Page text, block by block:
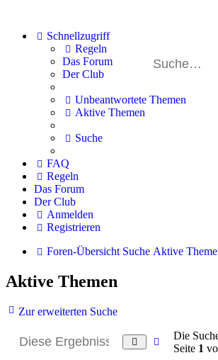
Schnellzugriff
Regeln
Das Forum
Der Club
Unbeantwortete Themen
Aktive Themen
Suche
FAQ
Regeln
Das Forum
Der Club
Anmelden
Registrieren
Foren-Übersicht Suche Aktive
Aktive Themen
Zur erweiterten Suche
Suche
Suche
Die
Seite 1